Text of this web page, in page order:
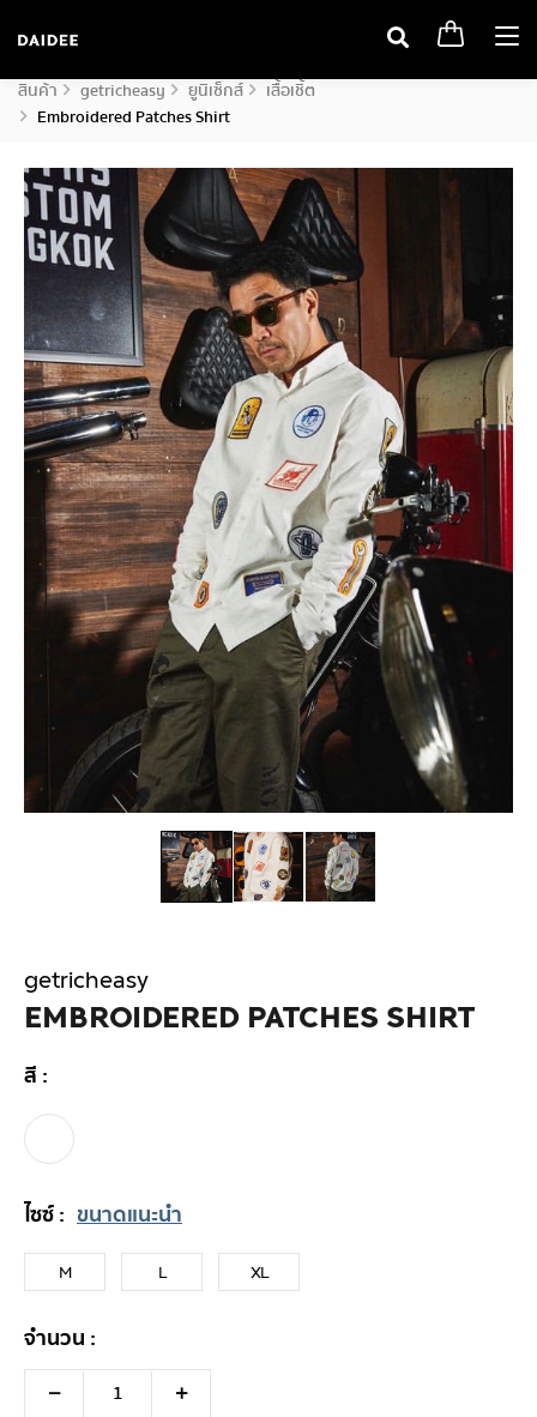
สินค้า getricheasy ยูนิเซ็กส์
เสื้อเชิ้ต
Embroidered Patches Shirt
getricheasy
EMBROIDERED PATCHES SHIRT
สี :
ไซซ์ : ขนาดแนะนำ
M L XL
จำนวน :